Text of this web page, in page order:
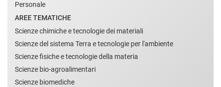
Personale
AREE TEMATICHE
Scienze chimiche e tecnologie dei materiali
Scienze del sistema Terra e tecnologie per l'ambiente
Scienze fisiche e tecnologie della materia
Scienze bio-agroalimentari
Scienze biomediche